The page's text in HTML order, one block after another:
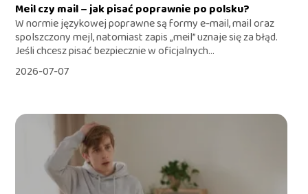
Meil czy mail – jak pisać poprawnie po polsku?
W normie językowej poprawne są formy e-mail, mail oraz
spolszczony mejl, natomiast zapis „meil” uznaje się za błąd.
Jeśli chcesz pisać bezpiecznie w oficjalnych...
2026-07-07